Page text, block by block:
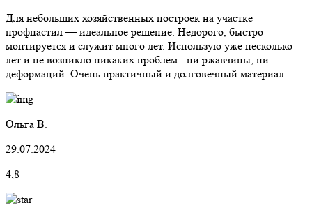
Для небольших хозяйственных построек на участке
профнастил — идеальное решение. Недорого, быстро
монтируется и служит много лет. Использую уже несколько
лет и не возникло никаких проблем - ни ржавчины, ни
деформаций. Очень практичный и долговечный материал.
Ольга В.
29.07.2024
4,8